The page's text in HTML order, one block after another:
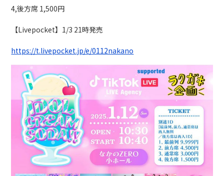
4,後方席 1,500円
【Livepocket】1/3 21時発売
https://t.livepocket.jp/e/0112nakano